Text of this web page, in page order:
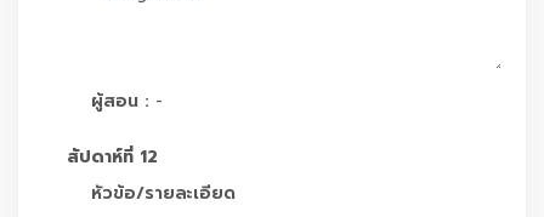
ผู้สอน : -
สัปดาห์ที่ 12
หัวข้อ/รายละเอียด